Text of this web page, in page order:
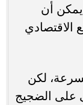
يمكن أن
الاقتصادي
لكن
على الضجيج